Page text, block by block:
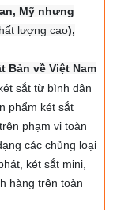
Mỹ nhưng
lượng cao),
Bản về Việt Nam
sắt từ bình dân
phẩm két sắt
phạm vi toàn
các chủng loại
két sắt mini,
hàng trên toàn